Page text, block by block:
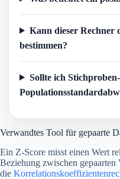
Kann dieser Rechner
bestimmen?
Sollte ich
Verwandtes Tool für gepaarte
Ein Z-Score misst einen Wert
Beziehung zwischen gepaarten
die